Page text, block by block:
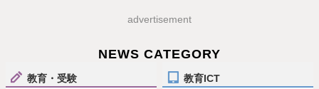
advertisement
NEWS CATEGORY
教育・受験 教育ICT